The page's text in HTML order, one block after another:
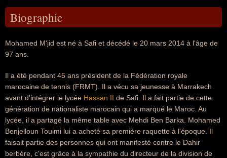
Biographie
Mohamed M'jid est né à Safi et décédé le 20 mars 2014 à l'âge de
97 ans.
Il a été pendant 45 ans président de la Fédération royale
marocaine de tennis (FRMT). Il a vécu sa jeunesse à Marrakech
avant d'intégrer le lycée Hassan II de Safi. Il a fait partie de cette
génération de nationaliste marocain qui a marqué le Maroc. Au
lycée, il a partagé la même table avec Mehdi Ben Barka. Mohamed
Benjelloun Touimi lui a acheté sa première raquette à l'époque. Il
faisait partie des personnes qui ont manifesté contre le Dahir
berbère, c'est grâce à la sympathie du directeur de la division de